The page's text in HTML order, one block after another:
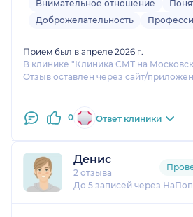
однозначно помогло.
Внимательное отношение
Доброжелательность
Прием был в апреле 2026 г.
В клинике "Клиника СМТ на
Отзыв оставлен через сайт/
0 Ответ клиники
Денис
2 отзыва
До 5 записей через